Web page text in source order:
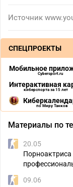
Источник
СПЕЦПРОЕКТЫ
Мобильное
Cybersport.ru
Интерактивная
киберспорта за 15 лет
по Миру Танков
Материалы по
20.05
09.06